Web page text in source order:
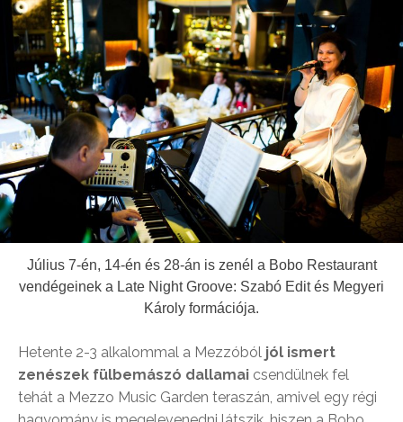
Július 7-én, 14-én és 28-án is zenél a Bobo Restaurant
vendégeinek a Late Night Groove: Szabó Edit és Megyeri
Károly formációja.
Hetente 2-3 alkalommal a Mezzóból jól ismert
zenészek fülbemászó dallamai csendülnek fel
tehát a Mezzo Music Garden teraszán, amivel egy régi